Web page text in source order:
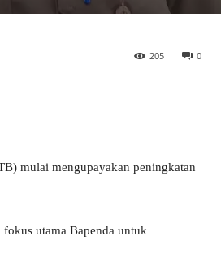
0
205
mulai mengupayakan peningkatan
fokus utama Bapenda untuk